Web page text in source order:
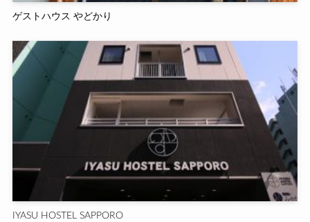
ゲストハウス やどかり
IYASU HOSTEL SAPPORO